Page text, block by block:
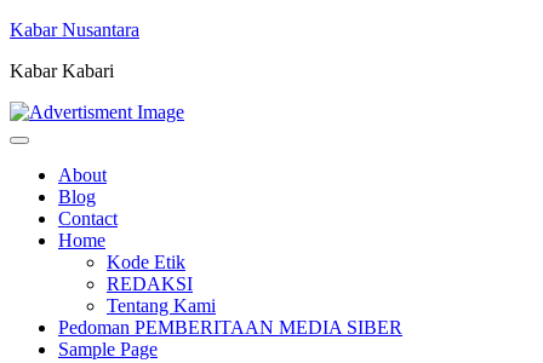
Skip
content
Kabar Nusantara
Kabar Kabari
About
Blog
Contact
Home
Kode Etik
REDAKSI
Tentang Kami
Pedoman PEMBERITAAN MEDIA SIBER
Sample Page